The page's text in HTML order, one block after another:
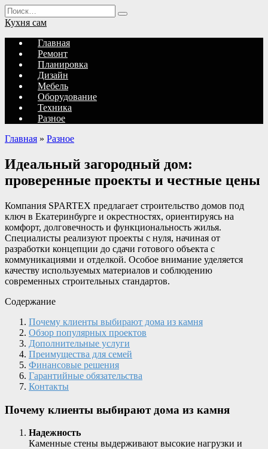
Перейти
к
содержанию
Search
for:
Кухня сам
Главная
Ремонт
Планировка
Дизайн
Мебель
Оборудование
Техника
Разное
Главная » Разное
Идеальный загородный дом:
проверенные проекты и честные цены
Компания SPARTEX предлагает строительство домов под
ключ в Екатеринбурге и окрестностях, ориентируясь на
комфорт, долговечность и функциональность жилья.
Специалисты реализуют проекты с нуля, начиная от
разработки концепции до сдачи готового объекта с
коммуникациями и отделкой. Особое внимание уделяется
качеству используемых материалов и соблюдению
современных строительных стандартов.
Содержание
Почему клиенты выбирают дома из камня
Обзор популярных проектов
Дополнительные услуги
Преимущества для семей
Финансовые решения
Гарантийные обязательства
Контакты
Почему клиенты выбирают дома из камня
Надежность
Каменные стены выдерживают высокие нагрузки и